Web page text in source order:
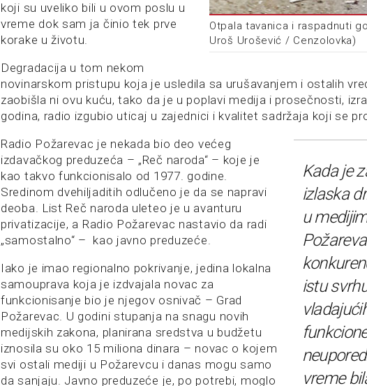
Otpala tavanica i raspadnuti
Uroš Urošević / Cenzolovka)
koji su uveliko bili u ovom poslu u
vreme dok sam ja činio tek prve
korake u životu.
Degradacija u tom nekom
novinarskom pristupu koja je usledila sa urušavanjem i ostalih
zaobišla ni ovu kuću, tako da je u poplavi medija i prosečnosti,
godina, radio izgubio uticaj u zajednici i kvalitet sadržaja koji se
Kada je
izlaska
u
istu
vreme
Radio Požarevac je nekada bio deo većeg
izdavačkog preduzeća – „Reč naroda“ – koje je
kao takvo funkcionisalo od 1977. godine.
Sredinom dvehiljaditih odlučeno je da se napravi
deoba. List Reč naroda uleteo je u avanturu
privatizacije, a Radio Požarevac nastavio da radi
„samostalno“ – kao javno preduzeće.
Iako je imao regionalno pokrivanje, jedina lokalna
samouprava koja je izdvajala novac za
funkcionisanje bio je njegov osnivač – Grad
Požarevac. U godini stupanja na snagu novih
medijskih zakona, planirana sredstva u budžetu
iznosila su oko 15 miliona dinara – novac o kojem
svi ostali mediji u Požarevcu i danas mogu samo
da sanjaju. Javno preduzeće je, po potrebi, moglo